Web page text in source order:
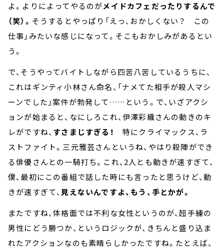
よ。よりによってやるのがメイドカフェだったりするんで
（笑）。 そうするとやっぱり「えっ、おかしくない？ この
仕事」みたいな感じになって。そこもおかしみがあるとい
う。
で、そうやってバイトしながら四苦八苦しているうちに、
これはギンティ小林さん命名、「ナメてた相手が殺人マシ
ーンでした」案件が勃発して……という。で、いざアクシ
ョンが始まると、なにしろこれ、伊澤彩織さんの動きのキ
レがですね、 すさまじすぎる！
特にクライマックス、ラ
ストファイト。三元雅芸さんというね、やはり殺陣ができ
る俳優さんとの一騎打ち。これ、2人とも動きが速すぎて、
僕、最初にこの番組で話した時にも言ったと思うけど、動
きが速すぎて、見えないんですよ、もう、手とかが。
またですね、体格面では不利な女性というのが、超手練の
男性にどう勝つか、というロジックが、きちんと盛り込ま
れたアクションなのも素晴らしかったですね。たとえば、